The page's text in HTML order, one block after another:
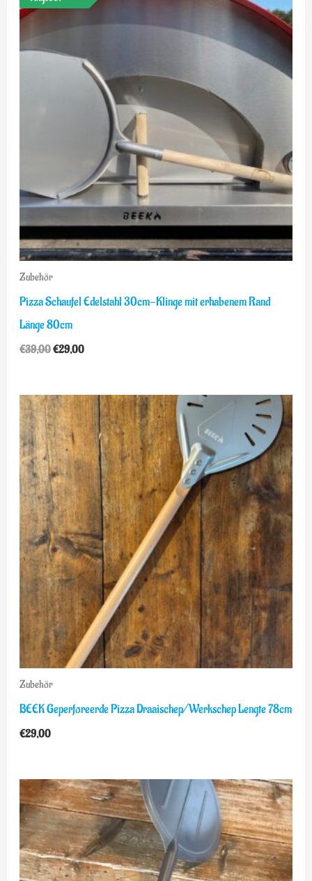
Zubehör
Pizza Schaufel Edelstahl 30cm-Klinge mit erhabenem Rand
Länge 80cm
€39,00
Preis
€29,00
Preis
ist:
Zubehör
BEEK Geperforeerde Pizza Draaischep/Werkschep Lengte 78cm
€29,00